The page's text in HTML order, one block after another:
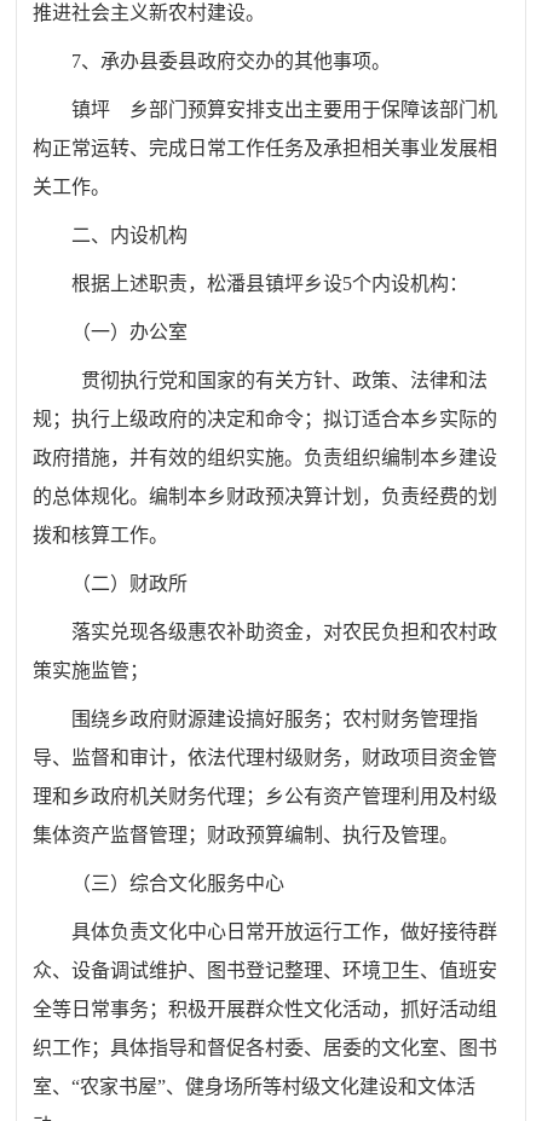
推进社会主义新农村建设。
7、承办县委县政府交办的其他事项。
镇坪
乡部门预算安排支出主要用于保障该部门机
构正常运转、完成日常工作任务及承担相关事业发展相
关工作。
二、内设机构
根据上述职责，松潘县镇坪乡设5个内设机构：
（一） 办公室
贯彻执行党和国家的有关方针、政策、法律和法
规；执行上级政府的决定和命令；拟订适合本乡实际的
政府措施，并有效的组织实施。负责组织编制本乡建设
的总体规化。编制本乡财政预决算计划，负责经费的划
拨和核算工作。
（二）财政所
落实兑现各级惠农补助资金，对农民负担和农村政
策实施监管；
围绕乡政府财源建设搞好服务；农村财务管理指
导、监督和审计，依法代理村级财务，财政项目资金管
理和乡政府机关财务代理；乡公有资产管理利用及村级
集体资产监督管理；财政预算编制、执行及管理。
（三）综合文化服务中心
具体负责文化中心日常开放运行工作，做好接待群
众、设备调试维护、图书登记整理、环境卫生、值班安
全等日常事务；积极开展群众性文化活动，抓好活动组
织工作；具体指导和督促各村委、居委的文化室、图书
室、“农家书屋”、健身场所等村级文化建设和文体活